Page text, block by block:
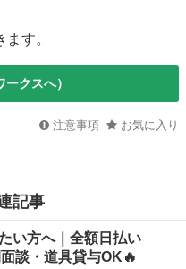
す。
ークスへ）
注意事項 お気に入り
記事
い方へ｜全額日払い
談・道具貸与OK🔥